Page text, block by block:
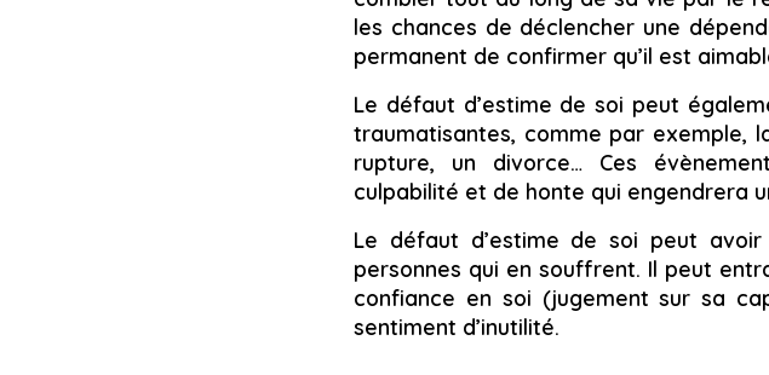
les chances de déclencher une
permanent de confirmer qu’il est
Le défaut d’estime de soi peut
traumatisantes, comme par exemple,
rupture, un divorce… Ces
culpabilité et de honte qui engendrera
Le défaut d’estime de soi peut
personnes qui en souffrent. Il peut
confiance en soi (jugement sur sa
sentiment d’inutilité.